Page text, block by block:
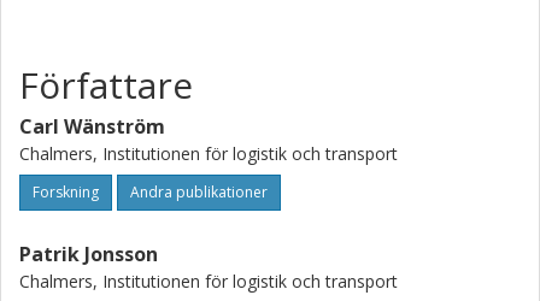
Författare
Carl Wänström
Chalmers, Institutionen för logistik och transport
Forskning Andra publikationer
Patrik Jonsson
Chalmers, Institutionen för logistik och transport